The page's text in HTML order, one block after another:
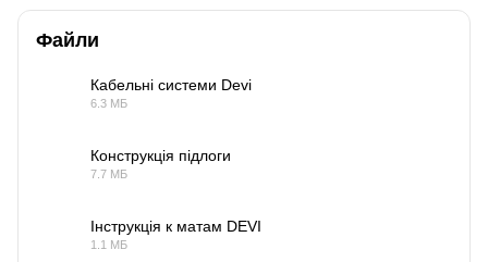
Файли
Кабельні системи Devi
6.3 МБ
Конструкція підлоги
7.7 МБ
Інструкція к матам DEVI
1.1 МБ